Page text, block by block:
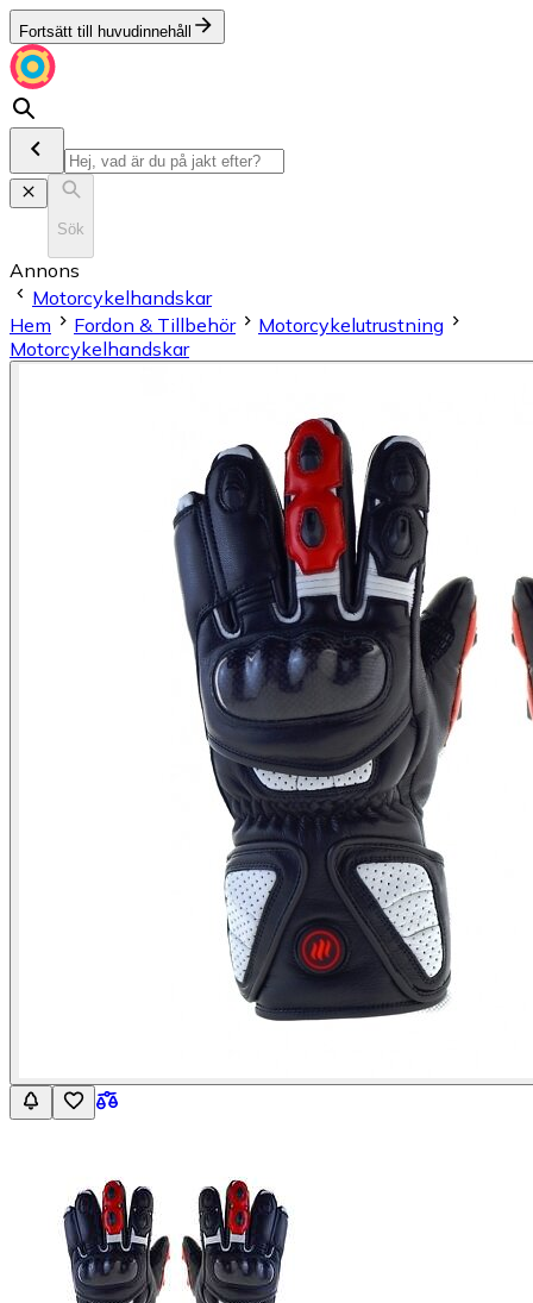
Fortsätt till huvudinnehåll
Sök
Annons
Motorcykelhandskar
Hem
Fordon & Tillbehör
Motorcykelutrustning
Motorcykelhandskar